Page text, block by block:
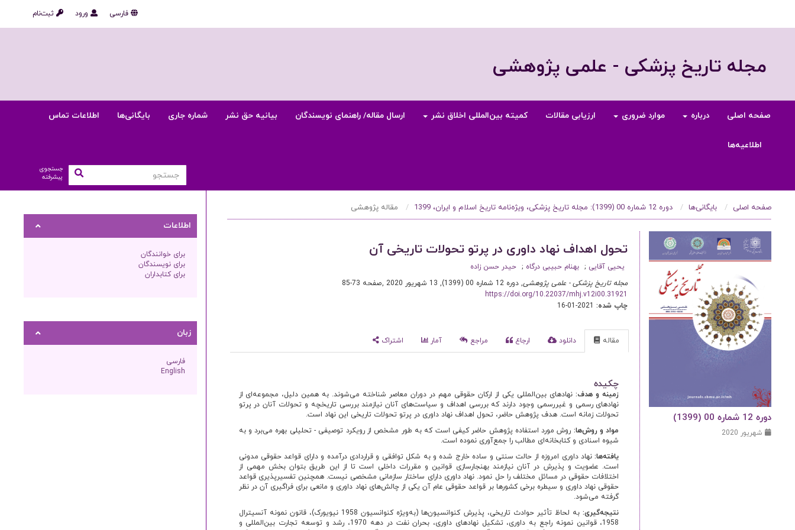
ثبت‌نام ورود فارسی
مجله تاریخ پزشکی - علمی پژوهشی
صفحه اصلی درباره موارد ضروری ارزیابی مقالات کمیته بین‌المللی اخلاق نشر ارسال مقاله/ راهنمای نویسندگان بیانیه حق نشر شماره جاری بایگانی‌ها اطلاعات تماس
اطلاعیه‌ها
جستجوی
پیشرفته
صفحه اصلی بایگانی‌ها دوره 12 شماره 00 (1399): مجله تاریخ پزشکی، ویژه‌نامه تاریخ اسلام و ایران، 1399 مقاله پژوهشی
دوره 12 شماره 00 (1399)
شهریور 2020
تحول اهداف نهاد داوری در پرتو تحولات تاریخی آن
یحیی آقایی بهنام حبیبی درگاه
حیدر حسن زاده
مجله تاریخ پزشکی - علمی پژوهشی, دوره 12 شماره 00 (1399), 13 شهریور 2020 ,صفحه 73-85
https://doi.org/10.22037/mhj.v12i00.31921
چاپ شده:2021-01-16
مقاله دانلود ارجاع مراجع آمار اشتراک
چکیده
زمینه و هدف: نهادهای بین‌المللی یکی از ارکان حقوقی مهم در دوران معاصر شناخته می‌شوند. به همین دلیل، مجموعه‌ای از
نهادهای رسمی و غیررسمی وجود دارند که بررسی اهداف و سیاست‌های آنان نیازمند بررسی تاریخچه و تحولات آنان در پرتو
تحولات زمانه است. هدف پژوهش حاضر، تحول اهداف نهاد داوری در پرتو تحولات تاریخی این نهاد است.
مواد و روش‌ها: روش مورد استفاده پژوهش حاضر کیفی است که به طور مشخص از رویکرد توصیفی - تحلیلی بهره می‌برد و به
شیوه اسنادی و کتابخانه‌ای مطالب را جمع‌آوری نموده است.
یافته‌ها:نهاد داوری امروزه از حالت سنتی و ساده خارج شده و به شکل توافقی و قراردادی درآمده و دارای قواعد حقوقی مدونی
است. عضویت و پذیرش در آنان نیازمند بهنجارسازی قوانین و مقررات داخلی است تا از این طریق بتوان بخش مهمی از
اختلافات حقوقی در مسائل مختلف را حل نمود. نهاد داوری دارای ساختار سازمانی مشخصی نیست. همچنین تفسیرپذیری قواعد
حقوقی نهاد داوری و سیطره برخی کشورها بر قواعد حقوقی عام آن یکی از چالش‌های نهاد داوری و مانعی برای فراگیری آن در نظر
گرفته می‌شود.
نتیجه‌گیری:
به لحاظ تأثیر حوادث تاریخی، پذیرش کنوانسیون‌ها (به‌ویژه کنوانسیون 1958 نیویورک)، قانون نمونه آنسیترال
1958، قوانین نمونه راجع به داوری، تشکیل نهادهای داوری، بحران نفت در دهه 1970، رشد و توسعه تجارت بین‌المللی و
اطلاعات
برای خوانندگان
برای نویسندگان
برای کتابداران
زبان
فارسی
English